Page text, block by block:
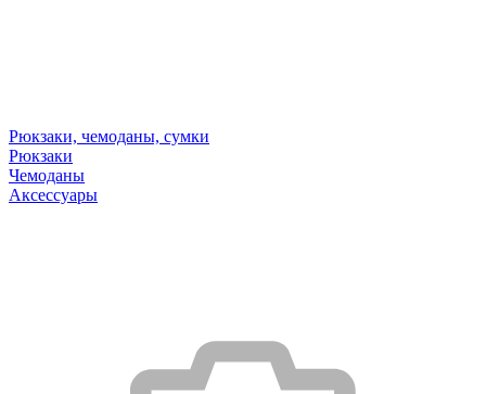
Рюкзаки, чемоданы, сумки
Рюкзаки
Чемоданы
Аксессуары